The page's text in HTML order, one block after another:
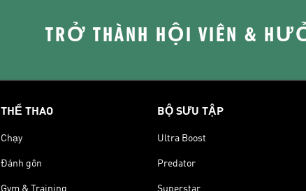
TRỞ THÀNH HỘI VIÊN &
THỂ THAO
Chạy
Đánh gôn
Gym & Training
BỘ SƯU TẬP
Ultra Boost
Predator
Superstar